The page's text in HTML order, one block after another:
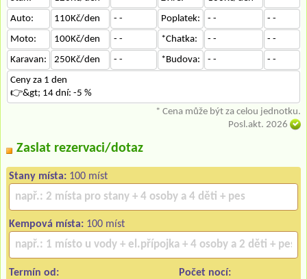
Auto:
110Kč/den - - Poplatek: - -
- -
Moto:
100Kč/den - - *Chatka: - -
- -
Karavan:
250Kč/den - - *Budova: - -
- -
Ceny za 1 den
👉&gt; 14 dní: -5 %
* Cena může být za celou jednotku.
Posl.akt. 2026
Zaslat rezervaci/dotaz
Stany místa: 100 míst
Kempová místa: 100 míst
Termín od: Počet nocí: